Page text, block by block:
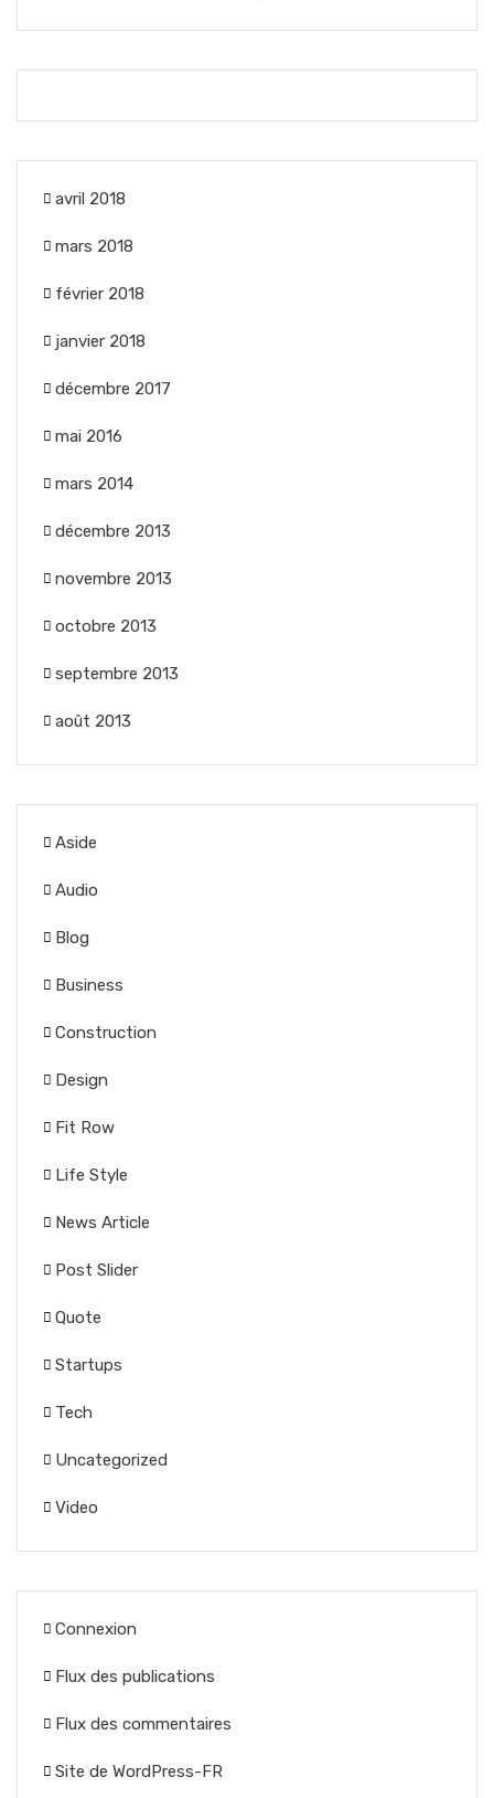
avril 2018
mars 2018
février 2018
janvier 2018
décembre 2017
mai 2016
mars 2014
décembre 2013
novembre 2013
octobre 2013
septembre 2013
août 2013
Aside
Audio
Blog
Business
Construction
Design
Fit Row
Life Style
News Article
Post Slider
Quote
Startups
Tech
Uncategorized
Video
Connexion
Flux des publications
Flux des commentaires
Site de WordPress-FR